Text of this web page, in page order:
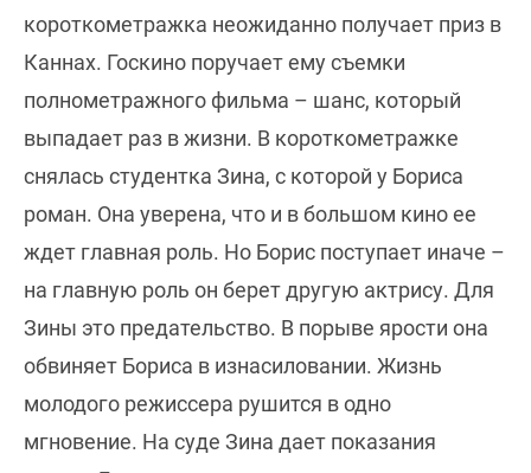
короткометражка неожиданно получает приз в
Каннах. Госкино поручает ему съемки
полнометражного фильма – шанс, который
выпадает раз в жизни. В короткометражке
снялась студентка Зина, с которой у Бориса
роман. Она уверена, что и в большом кино ее
ждет главная роль. Но Борис поступает иначе –
на главную роль он берет другую актрису. Для
Зины это предательство. В порыве ярости она
обвиняет Бориса в изнасиловании. Жизнь
молодого режиссера рушится в одно
мгновение. На суде Зина дает показания